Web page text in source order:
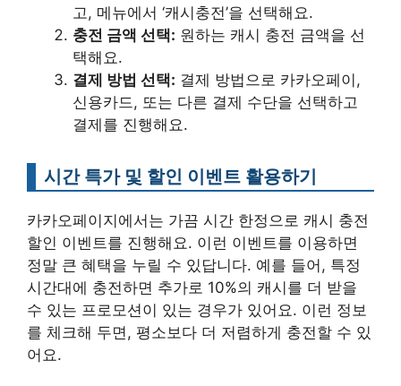
고, 메뉴에서 ‘캐시충전’을 선택해요.
충전 금액 선택: 원하는 캐시 충전 금액을 선
택해요.
결제 방법 선택: 결제 방법으로 카카오페이,
신용카드, 또는 다른 결제 수단을 선택하고
결제를 진행해요.
시간 특가 및 할인 이벤트 활용하기
카카오페이지에서는 가끔 시간 한정으로 캐시 충전
할인 이벤트를 진행해요. 이런 이벤트를 이용하면
정말 큰 혜택을 누릴 수 있답니다. 예를 들어, 특정
시간대에 충전하면 추가로 10%의 캐시를 더 받을
수 있는 프로모션이 있는 경우가 있어요. 이런 정보
를 체크해 두면, 평소보다 더 저렴하게 충전할 수 있
어요.